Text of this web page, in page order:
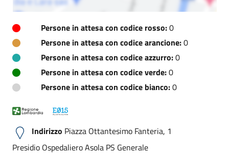
Persone in attesa con codice rosso:0
Persone in attesa con codice arancione:0
Persone in attesa con codice azzurro:0
Persone in attesa con codice verde:0
Persone in attesa con codice bianco:0
Indirizzo Piazza Ottantesimo Fanteria, 1
Presidio Ospedaliero Asola PS Generale